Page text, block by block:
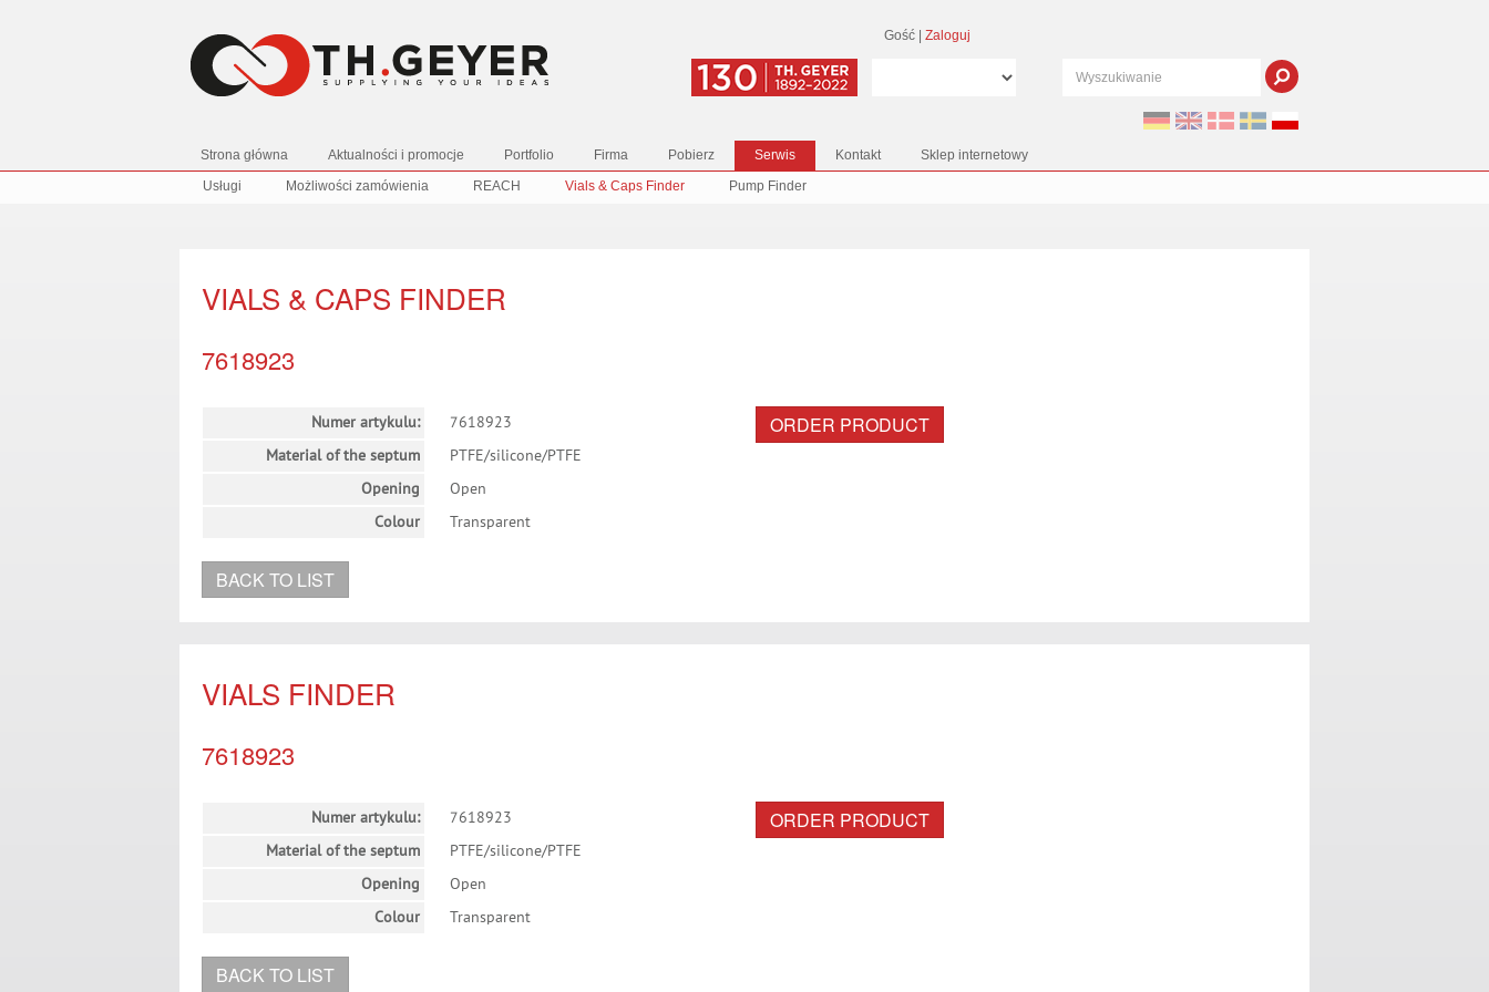
Gość Zaloguj
Strona główna Aktualności i promocje Portfolio Firma Pobierz Serwis Kontakt
Sklep internetowy
Usługi
Możliwości zamówienia REACH Vials & Caps Finder Pump Finder
VIALS & CAPS FINDER
7618923
Numer artykulu: 7618923
Material of the septum PTFE/silicone/PTFE
Opening Open
Colour Transparent
ORDER PRODUCT
BACK TO LIST
VIALS FINDER
7618923
Numer artykulu: 7618923
Material of the septum PTFE/silicone/PTFE
Opening Open
Colour Transparent
ORDER PRODUCT
BACK TO LIST